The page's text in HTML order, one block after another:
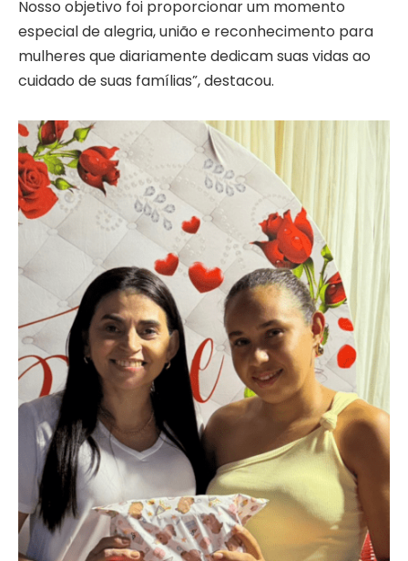
Nosso objetivo foi proporcionar um momento
especial de alegria, união e reconhecimento para
mulheres que diariamente dedicam suas vidas ao
cuidado de suas famílias”, destacou.